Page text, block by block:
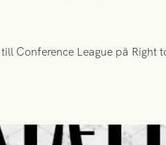
Conference League på